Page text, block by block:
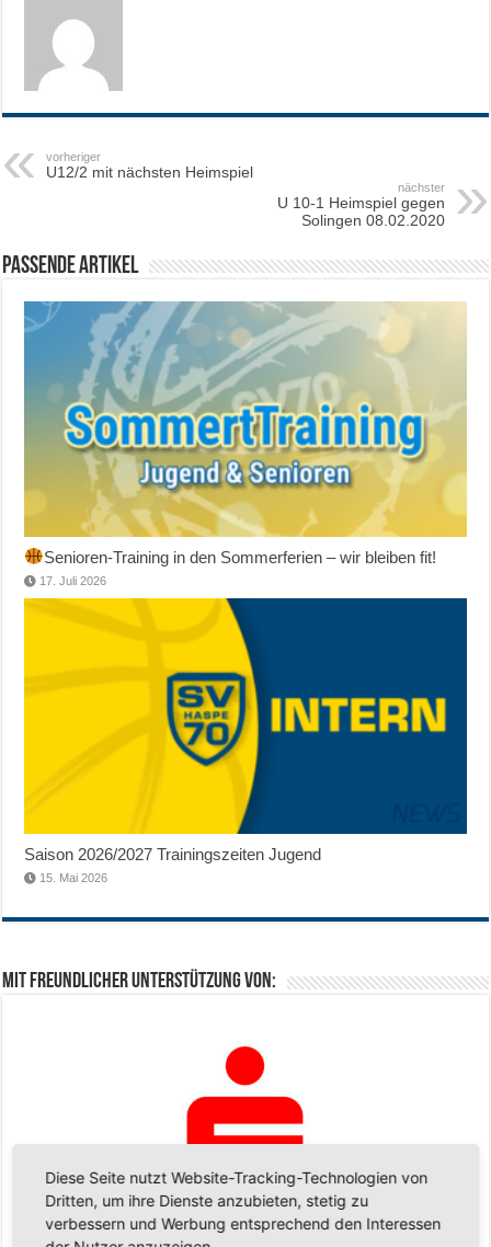
vorheriger
U12/2 mit nächsten Heimspiel
nächster
U 10-1 Heimspiel gegen
Solingen 08.02.2020
Passende Artikel
Senioren-Training in den Sommerferien – wir bleiben fit!
17. Juli 2026
Saison 2026/2027 Trainingszeiten Jugend
15. Mai 2026
Mit freundlicher Unterstützung von:
Diese Seite nutzt Website-Tracking-Technologien von
Dritten, um ihre Dienste anzubieten, stetig zu
verbessern und Werbung entsprechend den Interessen